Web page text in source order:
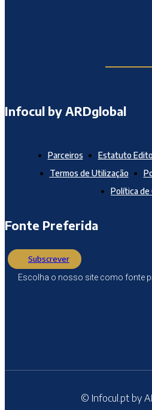
Infocul by ARDglobal
Parceiros Estatuto
Termos de Utilização
Política de
Fonte Preferida
Subscrever
Escolha o nosso site como fonte
© Infocul.pt by